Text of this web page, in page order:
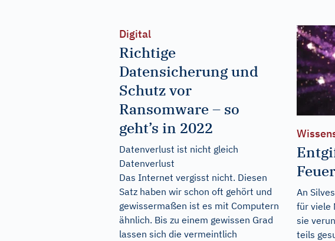
Digital
Richtige
Datensicherung und
Schutz vor
Ransomware – so
geht’s in 2022
Datenverlust ist nicht gleich
Datenverlust
Das Internet vergisst nicht. Diesen
Satz haben wir schon oft gehört und
gewissermaßen ist es mit Computern
ähnlich. Bis zu einem gewissen Grad
lassen sich die vermeintlich
An
für viele
sie
teils